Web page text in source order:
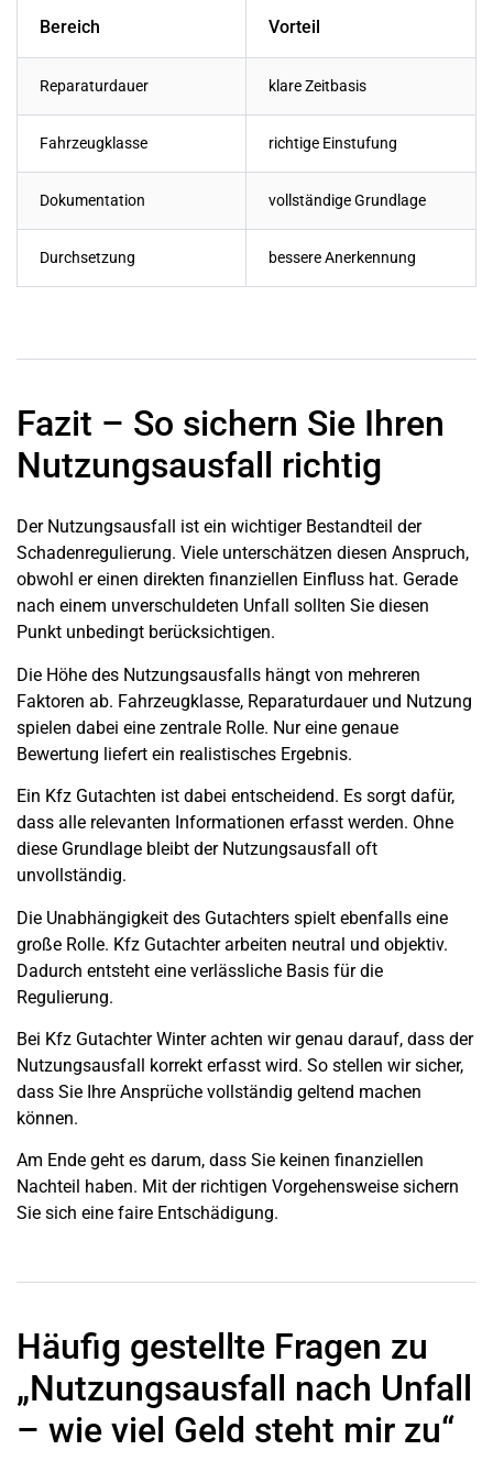
Bereich Vorteil
Reparaturdauer klare Zeitbasis
Fahrzeugklasse richtige Einstufung
Dokumentation vollständige Grundlage
Durchsetzung bessere Anerkennung
Fazit – So sichern Sie Ihren
Nutzungsausfall richtig
Der Nutzungsausfall ist ein wichtiger Bestandteil der
Schadenregulierung. Viele unterschätzen diesen Anspruch,
obwohl er einen direkten finanziellen Einfluss hat. Gerade
nach einem unverschuldeten Unfall sollten Sie diesen
Punkt unbedingt berücksichtigen.
Die Höhe des Nutzungsausfalls hängt von mehreren
Faktoren ab. Fahrzeugklasse, Reparaturdauer und Nutzung
spielen dabei eine zentrale Rolle. Nur eine genaue
Bewertung liefert ein realistisches Ergebnis.
Ein Kfz Gutachten ist dabei entscheidend. Es sorgt dafür,
dass alle relevanten Informationen erfasst werden. Ohne
diese Grundlage bleibt der Nutzungsausfall oft
unvollständig.
Die Unabhängigkeit des Gutachters spielt ebenfalls eine
große Rolle. Kfz Gutachter arbeiten neutral und objektiv.
Dadurch entsteht eine verlässliche Basis für die
Regulierung.
Bei Kfz Gutachter Winter achten wir genau darauf, dass der
Nutzungsausfall korrekt erfasst wird. So stellen wir sicher,
dass Sie Ihre Ansprüche vollständig geltend machen
können.
Am Ende geht es darum, dass Sie keinen finanziellen
Nachteil haben. Mit der richtigen Vorgehensweise sichern
Sie sich eine faire Entschädigung.
Häufig gestellte Fragen zu
„Nutzungsausfall nach Unfall
– wie viel Geld steht mir zu“